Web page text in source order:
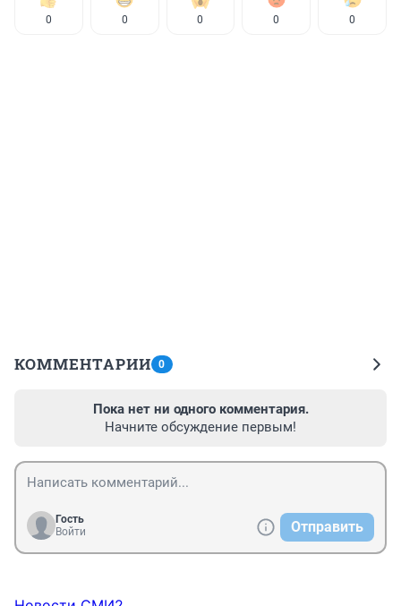
0 0 0 0 0
КОММЕНТАРИИ 0
Пока нет ни одного комментария.
Начните обсуждение первым!
Гость
Войти
Отправить